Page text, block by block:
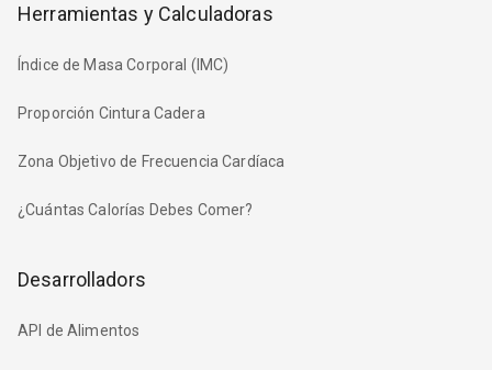
Herramientas y Calculadoras
Índice de Masa Corporal (IMC)
Proporción Cintura Cadera
Zona Objetivo de Frecuencia Cardíaca
¿Cuántas Calorías Debes Comer?
Desarrolladors
API de Alimentos